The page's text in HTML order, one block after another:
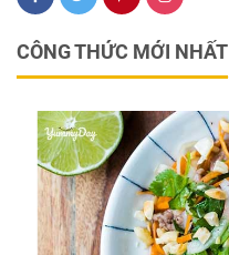
CÔNG THỨC MỚI NHẤT